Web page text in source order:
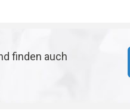
finden auch